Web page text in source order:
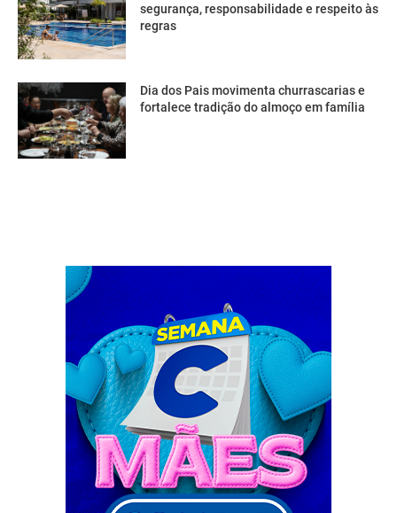
segurança, responsabilidade e respeito às
regras
Dia dos Pais movimenta churrascarias e
fortalece tradição do almoço em família